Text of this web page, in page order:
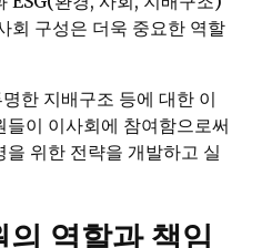
회 구성은 더욱 중요한 역할
한 지배구조 등에 대한 이
이 이사회에 참여함으로써
위한 전략을 개발하고 실
역할과 책임